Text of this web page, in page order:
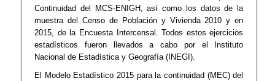
Continuidad del MCS-ENIGH, así como los datos de la
muestra del Censo de Población y Vivienda 2010 y en
2015, de la Encuesta Intercensal. Todos estos ejercicios
estadísticos fueron llevados a cabo por el Instituto
Nacional de Estadística y Geografía (INEGI). ​
El Modelo Estadístico 2015 para la continuidad (MEC) del